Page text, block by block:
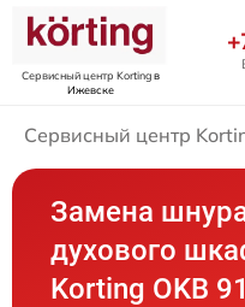
Сервисный центр Kortingв
Ижевске
Сервисный центр
Замена
духового
Korting OKB